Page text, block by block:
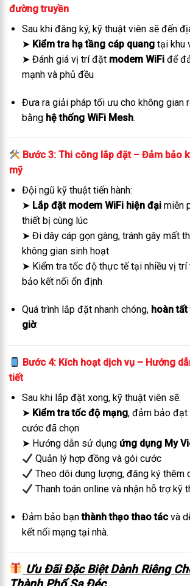
đường truyền
Sau khi đăng ký, kỹ thuật viên sẽ đến
➤ Kiểm tra hạ tầng cáp quangtại khu
➤ Đánh giá vị trí đặt modem WiFiđể
mạnh và phủ đều
Đưa ra giải pháp tối ưu cho không gian
bằng hệ thống WiFi Mesh.
Bước 3: Thi công lắp đặt – Đảm bảo
mỹ
Đội ngũ kỹ thuật tiến hành:
➤ Lắp đặt modem WiFi hiện đạimiễn
thiết bị cùng lúc
➤ Đi dây cáp gọn gàng, tránh gây mất
không gian sinh hoạt
➤ Kiểm tra tốc độ thực tế tại nhiều vị trí
bảo kết nối ổn định
Quá trình lắp đặt nhanh chóng, hoàn
giờ.
Bước 4: Kích hoạt dịch vụ – Hướng
tiết
Sau khi lắp đặt xong, kỹ thuật viên sẽ:
➤ Kiểm tra tốc độ mạng, đảm bảo đạt
cước đã chọn
➤ Hướng dẫn sử dụng ứng dụng My
Quản lý hợp đồng và gói cước
Theo dõi dung lượng, đăng ký thêm
Thanh toán online và nhận hỗ trợ kỹ
Đảm bảo bạnthành thạo thao tácvà
kết nối mạng tại nhà.
Ưu Đãi Đặc Biệt Dành Riêng